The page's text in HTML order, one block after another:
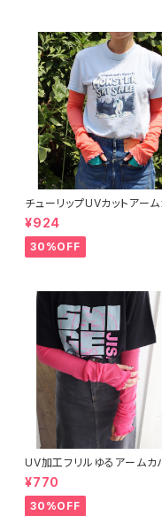
チューリップUVカットアーム
ー
¥924
30%OFF
UV加工フリルゆるアームカ
¥770
30%OFF